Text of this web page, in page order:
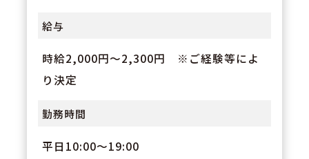
給与
時給2,000円～2,300円 ※ご経験等によ
り決定
勤務時間
平日10:00～19:00